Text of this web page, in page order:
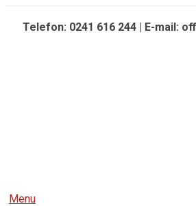
Telefon: 0241 616 244 | E-mail:
Secondary
Menu